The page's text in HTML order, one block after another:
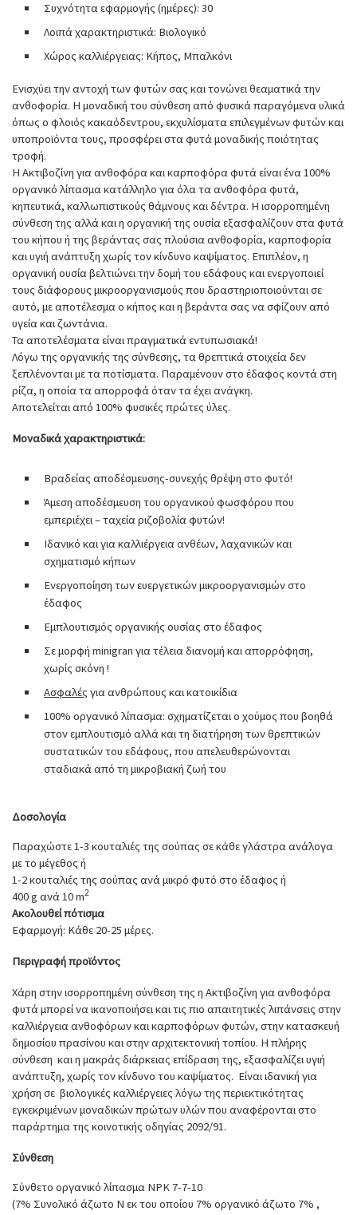
Συχνότητα εφαρμογής (ημέρες): 30
Λοιπά χαρακτηριστικά: Βιολογικό
Χώρος καλλιέργειας: Κήπος, Μπαλκόνι
Ενισχύει την αντοχή των φυτών σας και τονώνει θεαματικά την
ανθοφορία. Η μοναδική του σύνθεση από φυσικά παραγόμενα υλικά
όπως ο φλοιός κακαόδεντρου, εκχυλίσματα επιλεγμένων φυτών και
υποπροϊόντα τους, προσφέρει στα φυτά μοναδικής ποιότητας
τροφή.
Η Ακτιβοζίνη για ανθοφόρα και καρποφόρα φυτά είναι ένα 100%
οργανικό λίπασμα κατάλληλο για όλα τα ανθοφόρα φυτά,
κηπευτικά, καλλωπιστικούς θάμνους και δέντρα. Η ισορροπημένη
σύνθεση της αλλά και η οργανική της ουσία εξασφαλίζουν στα φυτά
του κήπου ή της βεράντας σας πλούσια ανθοφορία, καρποφορία
και υγιή ανάπτυξη χωρίς τον κίνδυνο καψίματος. Επιπλέον, η
οργανική ουσία βελτιώνει την δομή του εδάφους και ενεργοποιεί
τους διάφορους μικροοργανισμούς που δραστηριοποιούνται σε
αυτό, με αποτέλεσμα ο κήπος και η βεράντα σας να σφίζουν από
υγεία και ζωντάνια.
Τα αποτελέσματα είναι πραγματικά εντυπωσιακά!
Λόγω της οργανικής της σύνθεσης, τα θρεπτικά στοιχεία δεν
ξεπλένονται με τα ποτίσματα. Παραμένουν στο έδαφος κοντά στη
ρίζα, η οποία τα απορροφά όταν τα έχει ανάγκη.
Αποτελείται από 100% φυσικές πρώτες ύλες.
Μοναδικά χαρακτηριστικά:
Βραδείας αποδέσμευσης-συνεχής θρέψη στο φυτό!
Άμεση αποδέσμευση του οργανικού φωσφόρου που
εμπεριέχει – ταχεία ριζοβολία φυτών!
Ιδανικό και για καλλιέργεια ανθέων, λαχανικών και
σχηματισμό κήπων
Ενεργοποίηση των ευεργετικών μικροοργανισμών στο
έδαφος
Εμπλουτισμός οργανικής ουσίας στο έδαφος
Σε μορφή minigran για τέλεια διανομή και απορρόφηση,
χωρίς σκόνη !
Ασφαλές για ανθρώπους και κατοικίδια
100% οργανικό λίπασμα: σχηματίζεται ο χούμος που βοηθά
στον εμπλουτισμό αλλά και τη διατήρηση των θρεπτικών
συστατικών του εδάφους, που απελευθερώνονται
σταδιακά από τη μικροβιακή ζωή του
Δοσολογία
Παραχώστε 1-3 κουταλιές της σούπας σε κάθε γλάστρα ανάλογα
με το μέγεθος ή
1-2 κουταλιές της σούπας ανά μικρό φυτό στο έδαφος ή
400 g ανά 10 m2
Ακολουθεί πότισμα
Εφαρμογή: Κάθε 20-25 μέρες.
Περιγραφή προϊόντος
Χάρη στην ισορροπημένη σύνθεση της η Ακτιβοζίνη για ανθοφόρα
φυτά μπορεί να ικανοποιήσει και τις πιο απαιτητικές λιπάνσεις στην
καλλιέργεια ανθοφόρων και καρποφόρων φυτών, στην κατασκευή
δημοσίου πρασίνου και στην αρχιτεκτονική τοπίου. Η πλήρης
σύνθεση και η μακράς διάρκειας επίδραση της, εξασφαλίζει υγιή
ανάπτυξη, χωρίς τον κίνδυνο του καψίματος. Είναι ιδανική για
χρήση σε βιολογικές καλλιέργειες λόγω της περιεκτικότητας
εγκεκριμένων μοναδικών πρώτων υλών που αναφέρονται στο
παράρτημα της κοινοτικής οδηγίας 2092/91.
Σύνθεση
Σύνθετο οργανικό λίπασμα NPK 7-7-10
(7% Συνολικό άζωτο Ν εκ του οποίου 7% οργανικό άζωτο 7% ,